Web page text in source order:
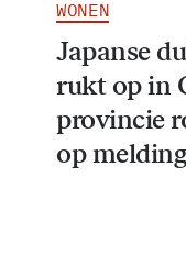
WONEN
Japanse
rukt op in
provincie
op